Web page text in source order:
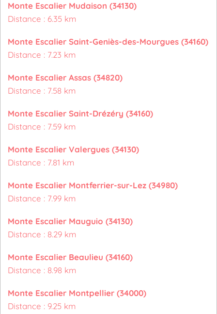
Monte Escalier Mudaison (34130)
Distance : 6.35 km
Monte Escalier Saint-Geniès-des-Mourgues (34160)
Distance : 7.23 km
Monte Escalier Assas (34820)
Distance : 7.58 km
Monte Escalier Saint-Drézéry (34160)
Distance : 7.59 km
Monte Escalier Valergues (34130)
Distance : 7.81 km
Monte Escalier Montferrier-sur-Lez (34980)
Distance : 7.99 km
Monte Escalier Mauguio (34130)
Distance : 8.29 km
Monte Escalier Beaulieu (34160)
Distance : 8.98 km
Monte Escalier Montpellier (34000)
Distance : 9.25 km